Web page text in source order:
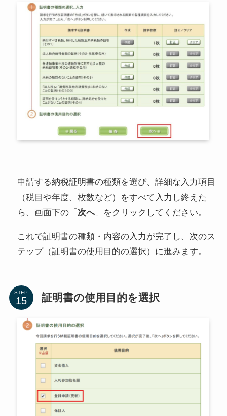
申請する納税証明書の種類を選び、詳細な入力項目
（税目や年度、枚数など）をすべて入力し終えた
ら、画面下の「 次へ」をクリックしてください。
これで証明書の種類・内容の入力が完了し、次のス
テップ（証明書の使用目的の選択）に進みます。
STEP 証明書の使用目的を選択